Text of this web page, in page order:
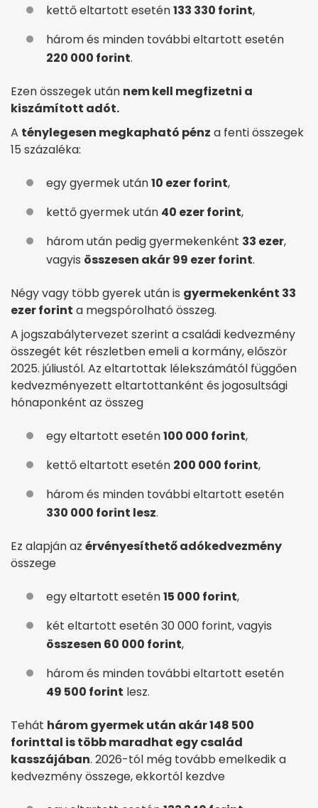
kettő eltartott esetén133 330 forint,
három és minden további eltartott esetén
220 000 forint.
Ezen összegek után nem kell megfizetni a
kiszámított adót.
A ténylegesen megkapható pénz a fenti összegek
15 százaléka:
egy gyermek után10 ezer forint,
kettő gyermek után 40 ezer forint,
három után pedig gyermekenként 33 ezer,
vagyis összesen akár 99 ezer forint.
Négy vagy több gyerek után is gyermekenként 33
ezer forint a megspórolható összeg.
A jogszabálytervezet szerint a családi kedvezmény
összegét két részletben emeli a kormány, először
2025. júliustól. Az eltartottak lélekszámától függően
kedvezményezett eltartottanként és jogosultsági
hónaponként az összeg
egy eltartott esetén100 000 forint,
kettő eltartott esetén 200 000 forint,
három és minden további eltartott esetén
330 000 forint lesz.
Ez alapján az érvényesíthető adókedvezmény
összege
egy eltartott esetén15 000 forint,
két eltartott esetén 30 000 forint, vagyis
összesen 60 000 forint,
három és minden további eltartott esetén
49 500 forint lesz.
Tehát három gyermek után akár 148 500
forinttal is több maradhat egy család
kasszájában. 2026-tól még tovább emelkedik a
kedvezmény összege, ekkortól kezdve